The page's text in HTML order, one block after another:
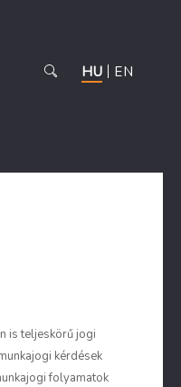
HU EN
is teljeskörű jogi
kérdések
folyamatok